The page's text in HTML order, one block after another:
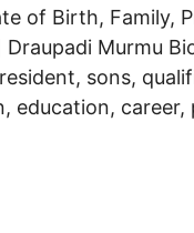
of Birth, Family,
Murmu
sons,
education, career,